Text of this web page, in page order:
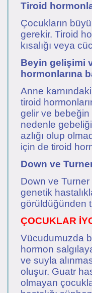
Tiroid
Çocukların
gerekir. Tiroid
kısalığı veya
Beyin gelişimi
hormonlarına
Anne
tiroid
gelir ve bebeğin
nedenle
azlığı olup
için de tiroid
Down ve
Down ve
genetik
görüldüğünden
ÇOCUKLAR
Vücudumuzda
hormon
ve suyla
oluşur. Guatr
olmayan